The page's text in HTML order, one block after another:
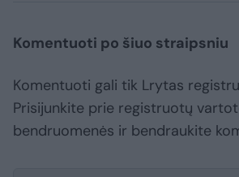
Komentuoti po šiuo straipsniu
Komentuoti gali tik Lrytas
Prisijunkite prie registruotų
bendruomenės ir bendraukite